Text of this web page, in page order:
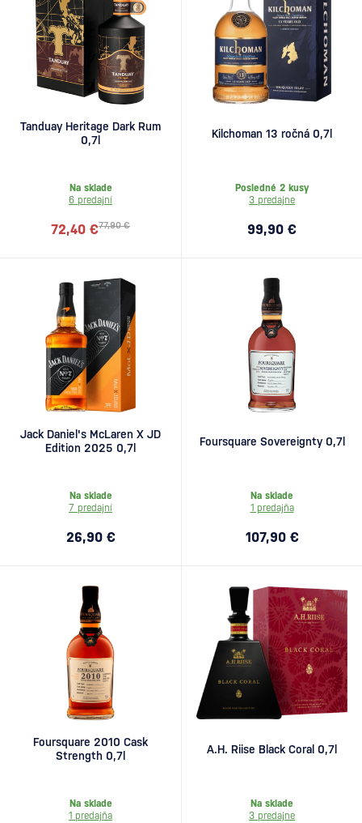
Tanduay Heritage Dark Rum
0,7l
Na sklade
6 predajní
77,90 €
72,40 €
Kilchoman 13 ročná 0,7l
Posledné 2 kusy
3 predajne
99,90 €
Jack Daniel's McLaren X JD
Edition 2025 0,7l
Na sklade
7 predajní
26,90 €
Foursquare Sovereignty 0,7l
Na sklade
1 predajňa
107,90 €
Foursquare 2010 Cask
Strength 0,7l
Na sklade
1 predajňa
A.H. Riise Black Coral 0,7l
Na sklade
3 predajne